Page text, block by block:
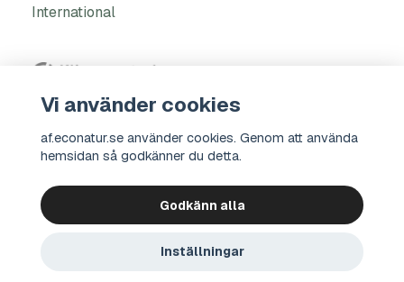
International
Produkten är klimatkompenserad via projektet
Integritetspolicy Köpvillkor
© 2026 econatur Bio Company Sverige AB
Vi använder cookies
af.econatur.se använder cookies. Genom att använda
hemsidan så godkänner du detta.
Godkänn alla
Inställningar